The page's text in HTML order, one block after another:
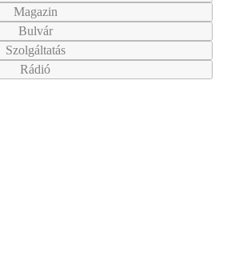
Magazin
Bulvár
Szolgáltatás
Rádió